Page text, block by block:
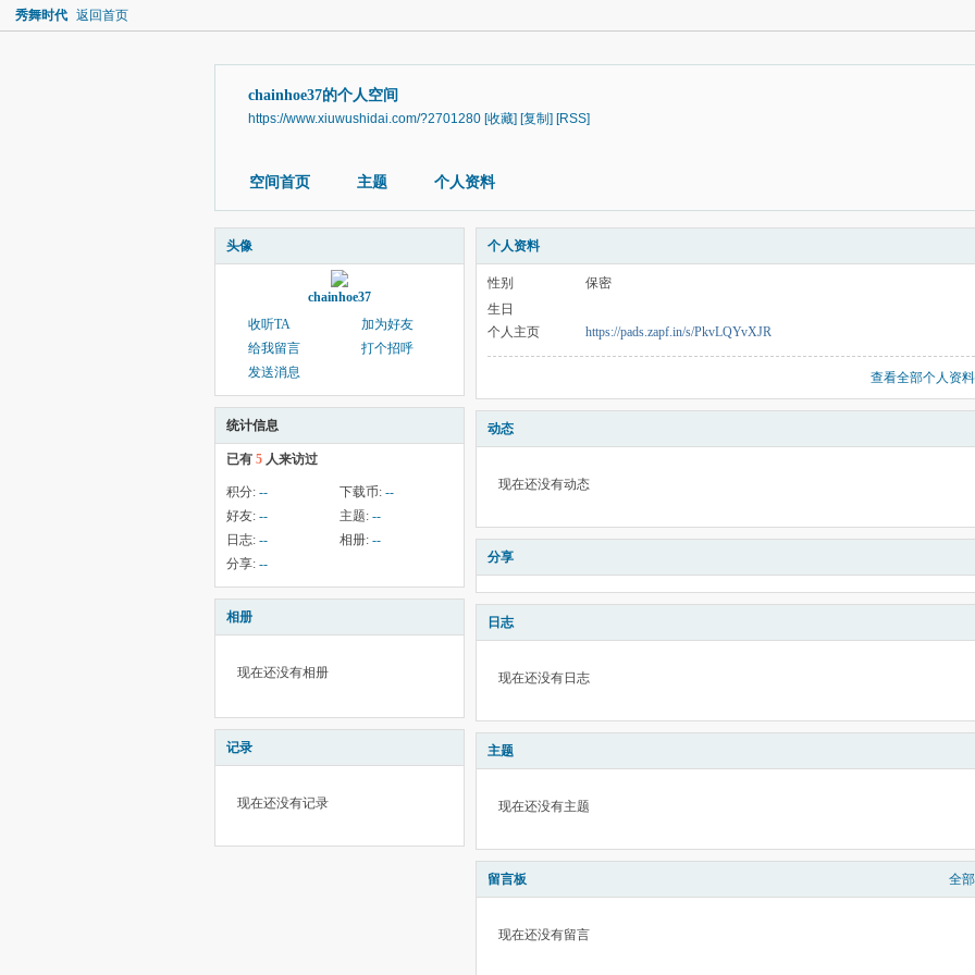
秀舞时代 返回首页
chainhoe37的个人空间
https://www.xiuwushidai.com/?2701280 [收藏] [复制] [RSS]
空间首页 主题 个人资料
头像
chainhoe37
收听TA
加为好友
给我留言
打个招呼
发送消息
统计信息
已有 5 人来访过
积分: -- 下载币: --
好友: -- 主题: --
日志: -- 相册: --
分享: --
相册
现在还没有相册
记录
现在还没有记录
个人资料
性别
保密
生日
个人主页
https://pads.zapf.in/s/PkvLQYvXJR
查看全部个人资料
动态
现在还没有动态
分享
日志
现在还没有日志
主题
现在还没有主题
留言板 全部
现在还没有留言